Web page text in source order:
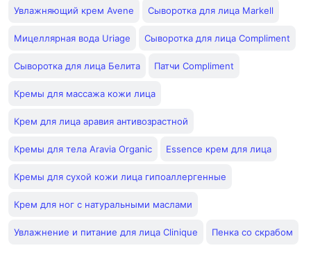
Увлажняющий крем Avene Сыворотка для лица Markell
Мицеллярная вода Uriage Сыворотка для лица Compliment
Сыворотка для лица Белита Патчи Compliment
Кремы для массажа кожи лица
Крем для лица аравия антивозрастной
Кремы для тела Aravia Organic Essence крем для лица
Кремы для сухой кожи лица гипоаллергенные
Крем для ног с натуральными маслами
Увлажнение и питание для лица Clinique Пенка со скрабом